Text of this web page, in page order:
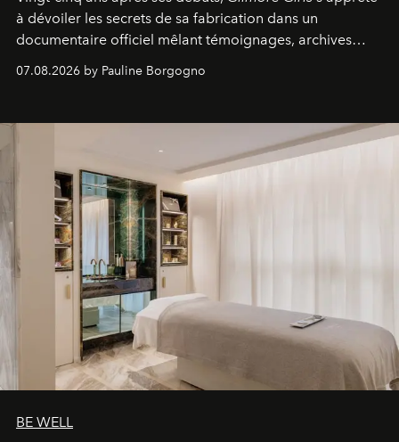
à dévoiler les secrets de sa fabrication dans un
documentaire officiel mêlant témoignages, archives
générationnel.
07.08.2026 by Pauline Borgogno
BE WELL